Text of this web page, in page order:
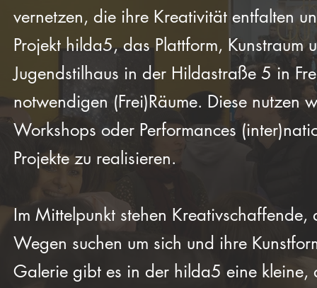
vernetzen, die ihre Kreativität entfalten
Projekt hilda5, das Plattform,
Jugendstilhaus in der Hildastraße 5 in
notwendigen (Frei)Räume. Diese nutzen
Workshops oder Performances
Projekte zu realisieren.
Im Mittelpunkt stehen
Wegen suchen um sich und ihre
Galerie gibt es in der hilda5 eine kleine,